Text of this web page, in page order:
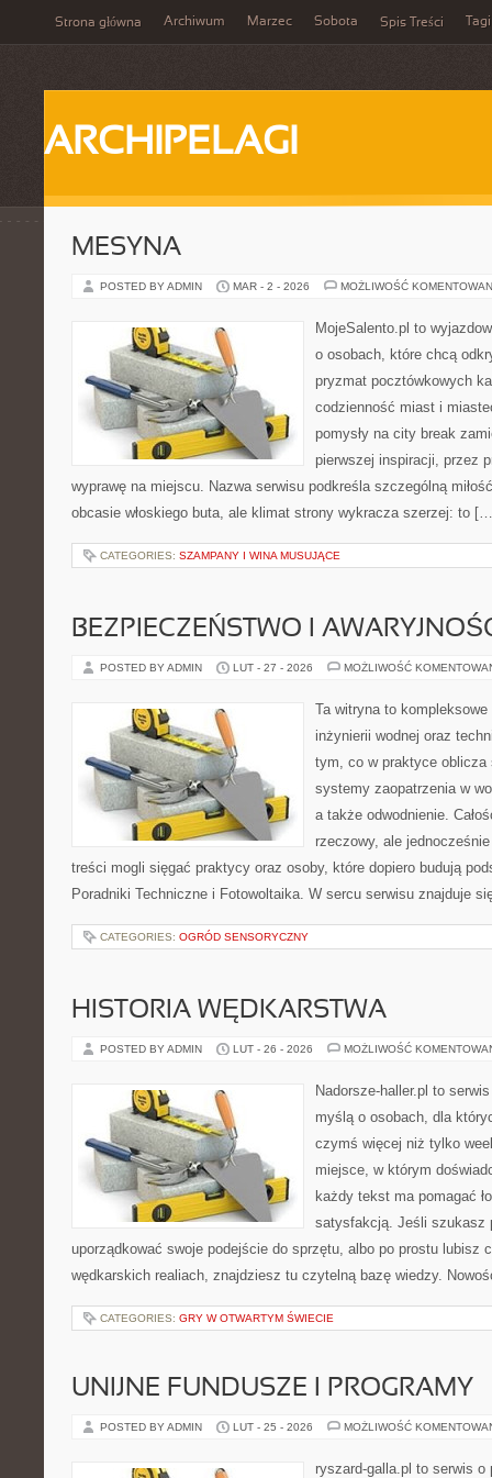
Strona główna Archiwum Marzec Sobota Spis Treści Tagi
ARCHIPELAGI
MESYNA
POSTED BY ADMIN MAR - 2 - 2026 MOŻLIWOŚĆ
MojeSalento.pl to
o osobach, które chcą
pryzmat pocztówkowych
codzienność miast i
pomysły na city break
pierwszej inspiracji, przez
wyprawę na miejscu. Nazwa serwisu podkreśla szczególną
obcasie włoskiego buta, ale klimat strony wykracza szerzej: to
CATEGORIES: SZAMPANY I WINA MUSUJĄCE
BEZPIECZEŃSTWO I
POSTED BY ADMIN LUT - 27 - 2026 MOŻLIWOŚĆ
Ta witryna to
inżynierii wodnej oraz
tym, co w praktyce
systemy zaopatrzenia w
a także odwodnienie.
rzeczowy, ale
treści mogli sięgać praktycy oraz osoby, które dopiero budują
Poradniki Techniczne i Fotowoltaika. W sercu serwisu znajduje
CATEGORIES: OGRÓD SENSORYCZNY
HISTORIA WĘDKARSTWA
POSTED BY ADMIN LUT - 26 - 2026 MOŻLIWOŚĆ
Nadorsze-haller.pl to
myślą o osobach, dla
czymś więcej niż tylko
miejsce, w którym
każdy tekst ma pomagać
satysfakcją. Jeśli szukasz
uporządkować swoje podejście do sprzętu, albo po prostu lubisz
wędkarskich realiach, znajdziesz tu czytelną bazę wiedzy.
CATEGORIES: GRY W OTWARTYM ŚWIECIE
UNIJNE FUNDUSZE I PROGRAMY
POSTED BY ADMIN LUT - 25 - 2026 MOŻLIWOŚĆ
ryszard-galla.pl to serwis